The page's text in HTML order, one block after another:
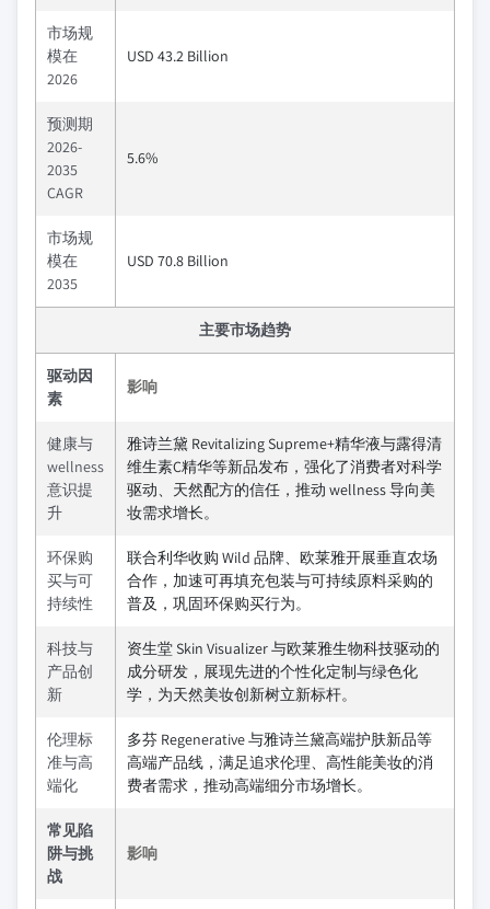
市场规
模在
2026
USD 43.2 Billion
预测期
2026-
2035
CAGR
5.6%
市场规
模在
2035
USD 70.8 Billion
主要市场趋势
驱动因
素
影响
健康与
wellness
意识提
升
雅诗兰黛 Revitalizing Supreme+精华液与露得清
维生素C精华等新品发布，强化了消费者对科学
驱动、天然配方的信任，推动 wellness 导向美
妆需求增长。
环保购
买与可
持续性
联合利华收购 Wild 品牌、欧莱雅开展垂直农场
合作，加速可再填充包装与可持续原料采购的
普及，巩固环保购买行为。
科技与
产品创
新
资生堂 Skin Visualizer 与欧莱雅生物科技驱动的
成分研发，展现先进的个性化定制与绿色化
学，为天然美妆创新树立新标杆。
伦理标
准与高
端化
多芬 Regenerative 与雅诗兰黛高端护肤新品等
高端产品线，满足追求伦理、高性能美妆的消
费者需求，推动高端细分市场增长。
常见陷
阱与挑
战
影响